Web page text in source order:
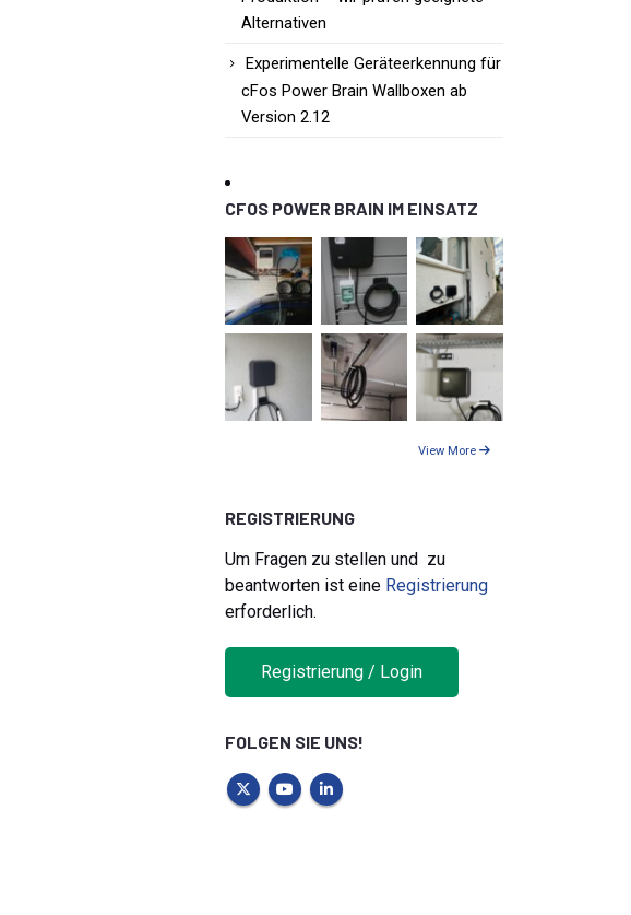
Alternativen
Experimentelle Geräteerkennung für
cFos Power Brain Wallboxen ab
Version 2.12
CFOS POWER BRAIN IM EINSATZ
View More
REGISTRIERUNG
Um Fragen zu stellen und zu
beantworten ist eine Registrierung
erforderlich.
Registrierung / Login
FOLGEN SIE UNS!